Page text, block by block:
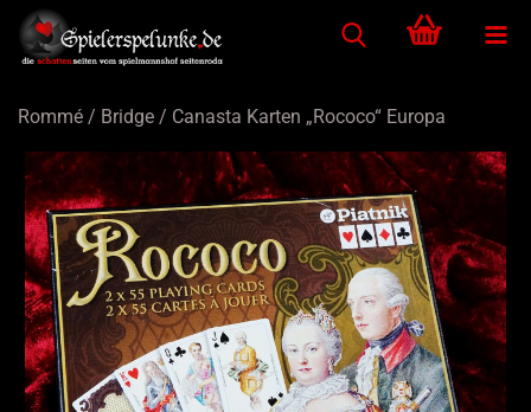
Rommé / Bridge / Canasta Karten „Rococo“ Europa